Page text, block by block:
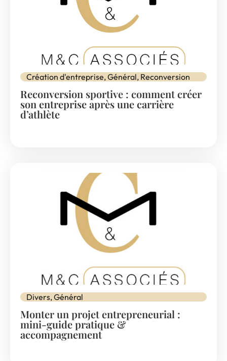
Création d'entreprise,Général, Reconversion
Reconversion sportive : comment créer
son entreprise après une carrière
d’athlète
Divers,Général
Monter un projet entrepreneurial :
mini-guide pratique &
accompagnement